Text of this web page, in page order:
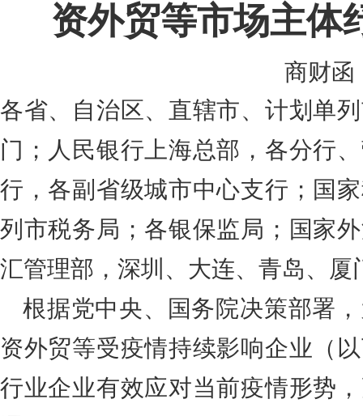
资外贸等市场主体
商财函
各省、自治区、直辖市、计划单
门；人民银行上海总部，各分行
行，各副省级城市中心支行；国
列市税务局；各银保监局；国家
汇管理部，深圳、大连、青岛、厦
根据党中央、国务院决策部署
资外贸等受疫情持续影响企业（
行业企业有效应对当前疫情形势